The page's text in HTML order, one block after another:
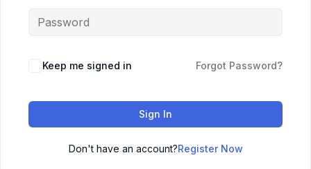
Keep me signed in Forgot Password?
Sign In
Don't have an account?Register Now